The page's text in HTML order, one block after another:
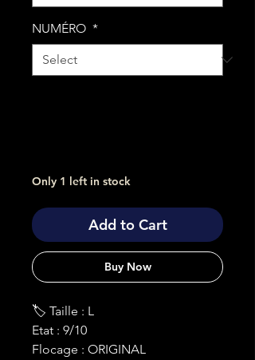
NUMÉRO *
Only 1 left in stock
Add to Cart
Buy Now
🏷 Taille : L
Etat : 9/10
Flocage : ORIGINAL